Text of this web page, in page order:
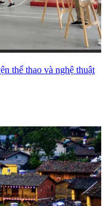
thể thao và nghệ thuật